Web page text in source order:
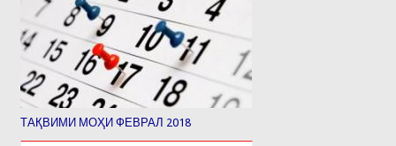
ТАҚВИМИ МОҲИ ФЕВРАЛ 2018